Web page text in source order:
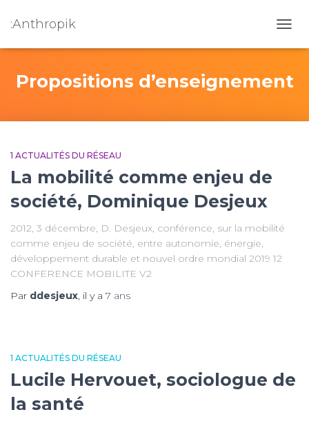
:Anthropik
Propositions d’enseignement
1 ACTUALITÉS DU RÉSEAU
La mobilité comme enjeu de
société, Dominique Desjeux
2012, 3 décembre, D. Desjeux, conférence, sur la mobilité
comme enjeu de société, entre autonomie, énergie,
développement durable et nouvel ordre mondial 2019 12
CONFERENCE MOBILITE V2
Par ddesjeux, il y a 7 ans
1 ACTUALITÉS DU RÉSEAU
Lucile Hervouet, sociologue de
la santé